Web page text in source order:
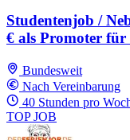
Studentenjob /
€ als Promoter
Bundesweit
Nach Vereinbarung
40 Stunden pro
TOP JOB